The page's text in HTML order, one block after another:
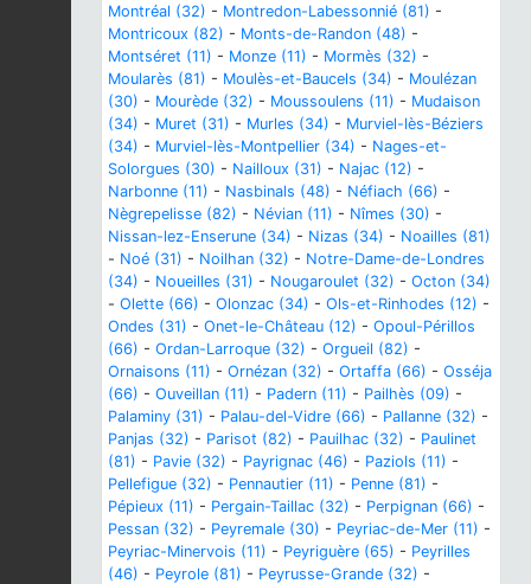
Montréal (32) - Montredon-Labessonnié (81) -
Montricoux (82) - Monts-de-Randon (48) -
Montséret (11) - Monze (11) - Mormès (32) -
Moularès (81) - Moulès-et-Baucels (34) - Moulézan
(30) - Mourède (32) - Moussoulens (11) - Mudaison
(34) - Muret (31) - Murles (34) - Murviel-lès-Béziers
(34) - Murviel-lès-Montpellier (34) - Nages-et-
Solorgues (30) - Nailloux (31) - Najac (12) -
Narbonne (11) - Nasbinals (48) - Néfiach (66) -
Nègrepelisse (82) - Névian (11) - Nîmes (30) -
Nissan-lez-Enserune (34) - Nizas (34) - Noailles (81)
- Noé (31) - Noilhan (32) - Notre-Dame-de-Londres
(34) - Noueilles (31) - Nougaroulet (32) - Octon (34)
- Olette (66) - Olonzac (34) - Ols-et-Rinhodes (12) -
Ondes (31) - Onet-le-Château (12) - Opoul-Périllos
(66) - Ordan-Larroque (32) - Orgueil (82) -
Ornaisons (11) - Ornézan (32) - Ortaffa (66) - Osséja
(66) - Ouveillan (11) - Padern (11) - Pailhès (09) -
Palaminy (31) - Palau-del-Vidre (66) - Pallanne (32) -
Panjas (32) - Parisot (82) - Pauilhac (32) - Paulinet
(81) - Pavie (32) - Payrignac (46) - Paziols (11) -
Pellefigue (32) - Pennautier (11) - Penne (81) -
Pépieux (11) - Pergain-Taillac (32) - Perpignan (66) -
Pessan (32) - Peyremale (30) - Peyriac-de-Mer (11) -
Peyriac-Minervois (11) - Peyriguère (65) - Peyrilles
(46) - Peyrole (81) - Peyrusse-Grande (32) -